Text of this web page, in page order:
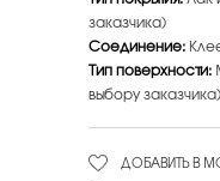
заказчика)
Соединение:
Тип поверхности:
выбору заказчика)
ДОБАВИТЬ В